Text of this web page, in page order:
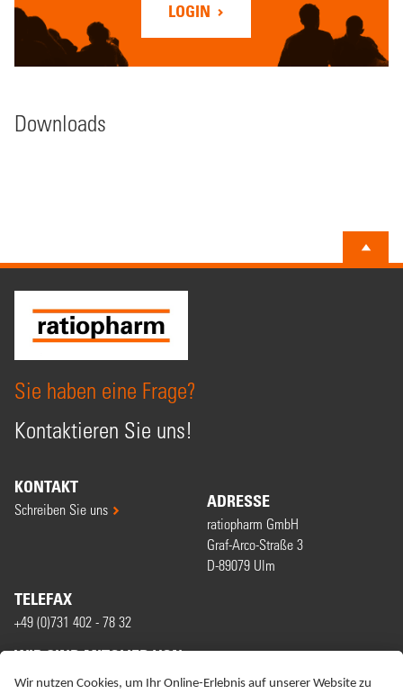
LOGIN
Downloads
Sie haben eine Frage?
Kontaktieren Sie uns!
KONTAKT
Schreiben Sie uns ADRESSE
ratiopharm GmbH
Graf-Arco-Straße 3
D-89079 Ulm
TELEFAX
+49 (0)731 402 - 78 32
WIR SIND MITGLIED VON